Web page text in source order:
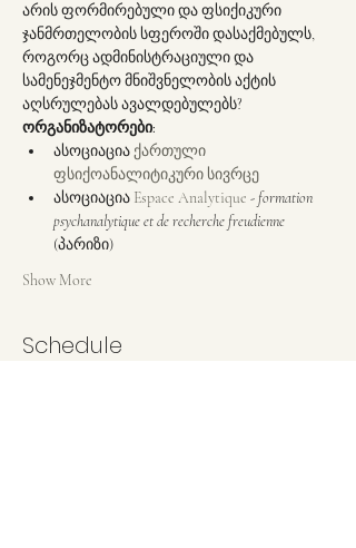
არის ფორმირებული და ფსიქიკური
ჯანმრთელობის სფეროში დასაქმებულს,
როგორც ადმინისტრაციული და
სამენეჯმენტო მნიშვნელობის აქტის
აღსრულებას ავალდებულებს?
ორგანიზატორები:
ასოციაცია ქართული
ფსიქოანალიტიკური სივრცე
ასოციაცია Espace Analytique - formation
psychanalytique et de recherche freudienne
(პარიზი)
Show More
Schedule